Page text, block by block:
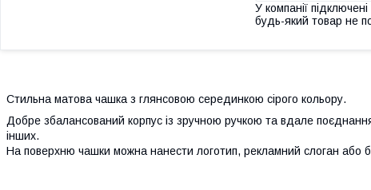
У компанії
будь-який товар не
Стильна матова чашка з глянсовою серединкою сірого кольору.
Добре збалансований корпус із зручною ручкою та вдале
інших.
На поверхню чашки можна нанести логотип, рекламний слоган або